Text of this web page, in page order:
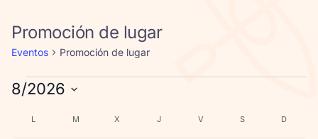
Promoción de lugar
Eventos Promoción de lugar
Eventos
8/2026
fecha.
Calendario
L M X MIÉRCOLES
JJUEVES V S D